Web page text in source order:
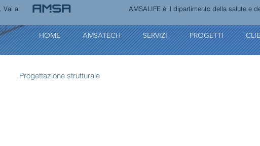
HOME AMSATECH SERVIZI PROGETTI
Vai al AMSALIFE è il dipartimento della salute e
Progettazione strutturale